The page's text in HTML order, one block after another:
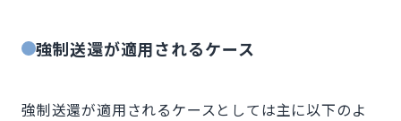
強制送還が適用されるケース
強制送還が適用されるケースとしては主に以下のよ